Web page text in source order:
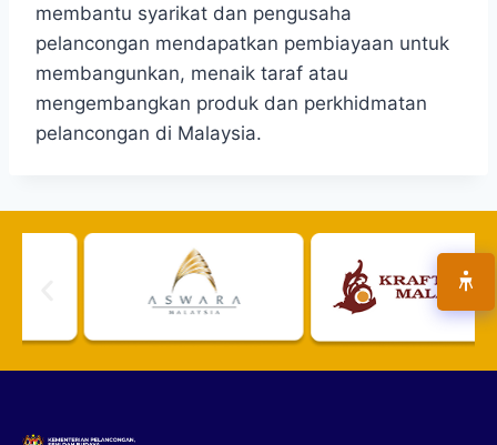
membantu syarikat dan pengusaha
pelancongan mendapatkan pembiayaan untuk
membangunkan, menaik taraf atau
mengembangkan produk dan perkhidmatan
pelancongan di Malaysia.